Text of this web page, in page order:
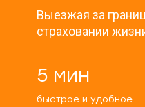
Выезжая за
страховании
5 мин
быстрое и удобное